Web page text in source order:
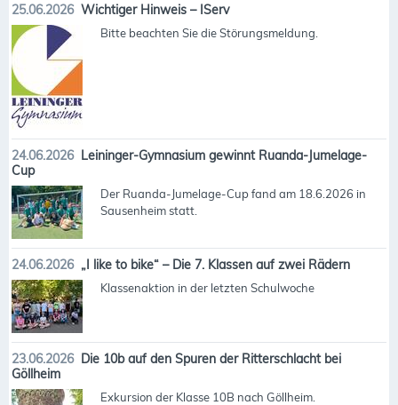
25.06.2026 Wichtiger Hinweis – IServ
Bitte beachten Sie die Störungsmeldung.
24.06.2026 Leininger-Gymnasium gewinnt Ruanda-Jumelage-
Cup
Der Ruanda-Jumelage-Cup fand am 18.6.2026 in
Sausenheim statt.
24.06.2026 „I like to bike“ – Die 7. Klassen auf zwei Rädern
Klassenaktion in der letzten Schulwoche
23.06.2026 Die 10b auf den Spuren der Ritterschlacht bei
Göllheim
Exkursion der Klasse 10B nach Göllheim.